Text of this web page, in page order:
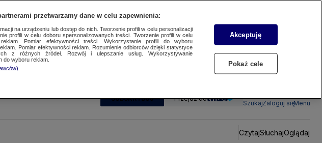
SUBSKRYBUJ Przejdź do
SzukajZaloguj sięMenu
CzytajSłuchajOglądaj
przetwarzamy dane w celu zapewnienia:
na urządzeniu lub dostęp do nich. Tworzenie profili w celu personalizacji
profili w celu doboru spersonalizowanych treści. Tworzenie profili w celu
reklam. Pomiar efektywności treści. Wykorzystanie profili do wyboru
Pomiar efektywności reklam. Rozumienie odbiorców dzięki statystyce
z różnych źródeł. Rozwój i ulepszanie usług. Wykorzystywanie
do wyboru reklam.
Akceptuję
Pokaż cele